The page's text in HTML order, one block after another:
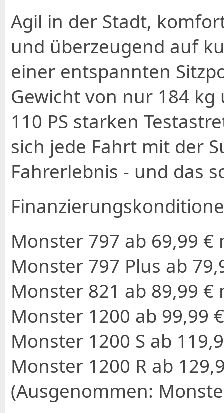
Agil in der Stadt,
und überzeugend auf
einer entspannten
Gewicht von nur 184
110 PS starken
sich jede Fahrt mit der
Fahrerlebnis - und das
Monster 797 ab 69,99 €
Monster 797 Plus ab
Monster 821 ab 89,99 €
Monster 1200 ab 99,99
Monster 1200 S ab
Monster 1200 R ab
(Ausgenommen: